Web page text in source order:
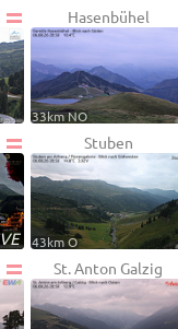
Hasenbühel
33km NO
Stuben
43km O
St. Anton Galzig